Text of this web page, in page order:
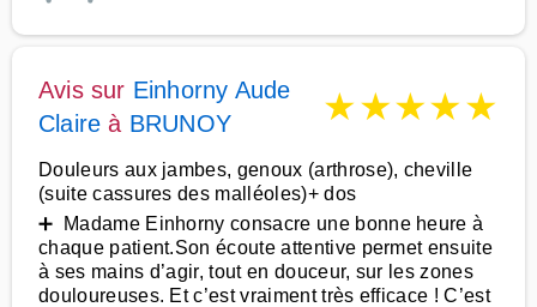
Avis sur Einhorny Aude
Claire à BRUNOY ★★★★★
Douleurs aux jambes, genoux (arthrose), cheville
(suite cassures des malléoles)+ dos
➕ Madame Einhorny consacre une bonne heure à
chaque patient.Son écoute attentive permet ensuite
à ses mains d’agir, tout en douceur, sur les zones
douloureuses. Et c’est vraiment très efficace ! C’est